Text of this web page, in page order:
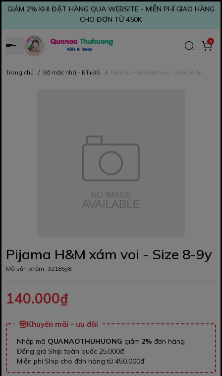
GIẢM 2% KHI ĐẶT HÀNG QUA WEBSITE - MIỄN PHÍ GIAO HÀNG
CHO ĐƠN TỪ 450K
0
Trang chủ / Bộ mặc nhà - BT+BG / Pijama H&M xám voi - Size 8-9y
Pijama H&M xám voi - Size 8-9y
Mã sản phẩm: 32185y8
140.000₫
Khuyến mãi - ưu đãi
Nhập mã QUANAOTHUHUONG giảm 2% đơn hàng
Đồng giá Ship toàn quốc 25.000đ
Miễn phí Ship cho đơn hàng từ 450.000đ